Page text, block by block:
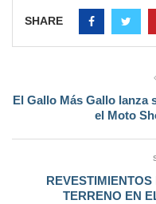
SHARE
El Gallo Más Gallo lanza
el Moto
TERRENO EN